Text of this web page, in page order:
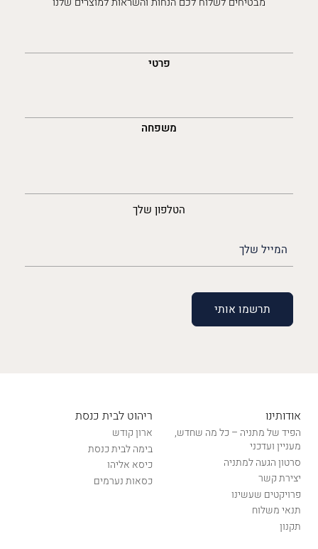
פרטי
משפחה
הטלפון שלך
(חובה)
אודותינו
הפיד של מתניה – כל מה שחדש,
מעניין ועדכני
סרטון הגעה למתניה
יצירת קשר
פרויקטים שעשינו
תנאי משלוח
תקנון
ריהוט לבית כנסת
ארון קודש
בימה לבית כנסת
כיסא אליהו
כסאות נערמים